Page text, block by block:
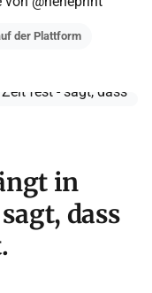
der Plattform
in
dass